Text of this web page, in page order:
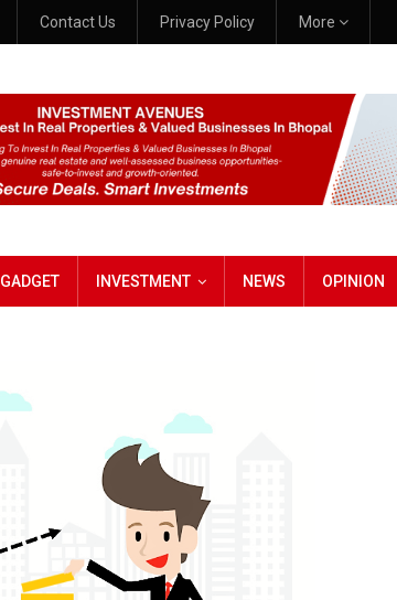
Contact Us Privacy Policy More
GADGET INVESTMENT NEWS OPINION